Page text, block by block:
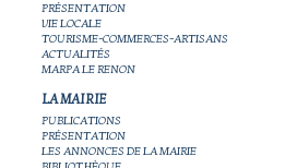
PRÉSENTATION
VIE LOCALE
TOURISME-COMMERCES-ARTISANS
ACTUALITÉS
MARPA LE RENON
LA MAIRIE
PUBLICATIONS
PRÉSENTATION
LES ANNONCES DE LA MAIRIE